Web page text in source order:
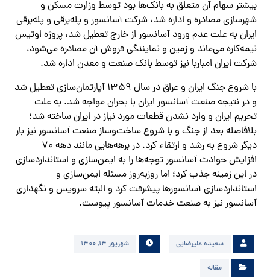
بیشتر سهام آن متعلق به بانک‌ها بود توسط وزارت مسکن و
شهرسازی مصادره و اداره شد، شرکت آسانسور و پله‌برقی و پله‌برقی
ایران به علت عدم ورود آسانسور از خارج تعطیل شد، پروژه اوتیس
نیمه‌کاره می‌ماند و زمین و نمایندگی فروش آن مصادره می‌شود،
شرکت ایران امباربا نیز توسط بانک صنعت و معدن اداره شد.
با شروع جنگ ایران و عراق در سال 1359 آپارتمان‌سازی تعطیل شد
و در نتیجه صنعت آسانسور ایران با بحران مواجه شد. به علت
تحریم ایران و وارد نشدن قطعات مورد نیاز در ایران ساخته شد؛
بلافاصله بعد از جنگ و با شروع ساخت‌وساز صنعت آسانسور نیز بار
دیگر شروع به رشد و ارتقاء کرد. در برهه‌هایی مانند دهه 70
افزایش حوادث آسانسور توجه‌ها را به ایمن‌سازی و استانداردسازی
در این زمینه جذب کرد؛ اما روزبه‌روز مسئله ایمن‌سازی و
استانداردسازی آسانسورها پیشرفت کرد و البته سرویس و نگهداری
آسانسور نیز به صنعت خدمات آسانسور پیوست.
سعیده علیرضایی شهریور ۱۴, ۱۴۰۰
مقاله